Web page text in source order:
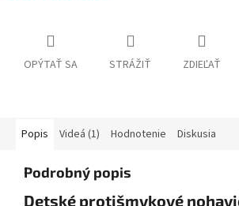
OPÝTAŤ SA STRÁŽIŤ ZDIEĽAŤ
Popis Videá (1) Hodnotenie Diskusia
Podrobný popis
Detské protišmykové